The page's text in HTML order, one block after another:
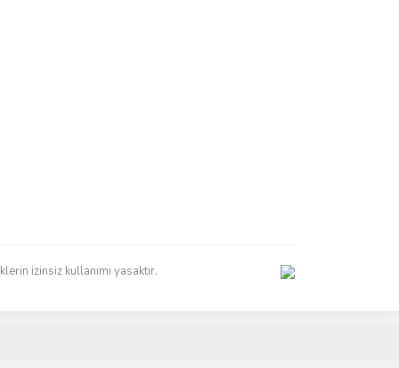
izinsiz kullanımı yasaktır.